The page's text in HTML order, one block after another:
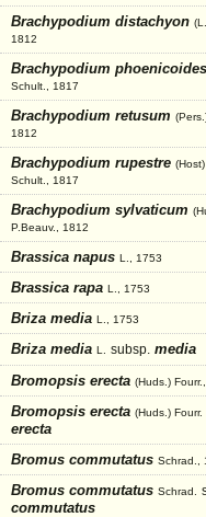
Brachypodium distachyon
1812
Brachypodium
Schult., 1817
Brachypodium retusum
1812
Brachypodium rupestre
Schult., 1817
Brachypodium sylvaticum
P.Beauv., 1812
Brassica napus L., 1753
Brassica rapa L., 1753
Briza media L., 1753
Briza media L. subsp. media
Bromopsis erecta (Huds.)
Bromopsis erecta (Huds.) Fourr.
erecta
Bromus commutatus Schrad.,
Bromus commutatus Schrad.
commutatus